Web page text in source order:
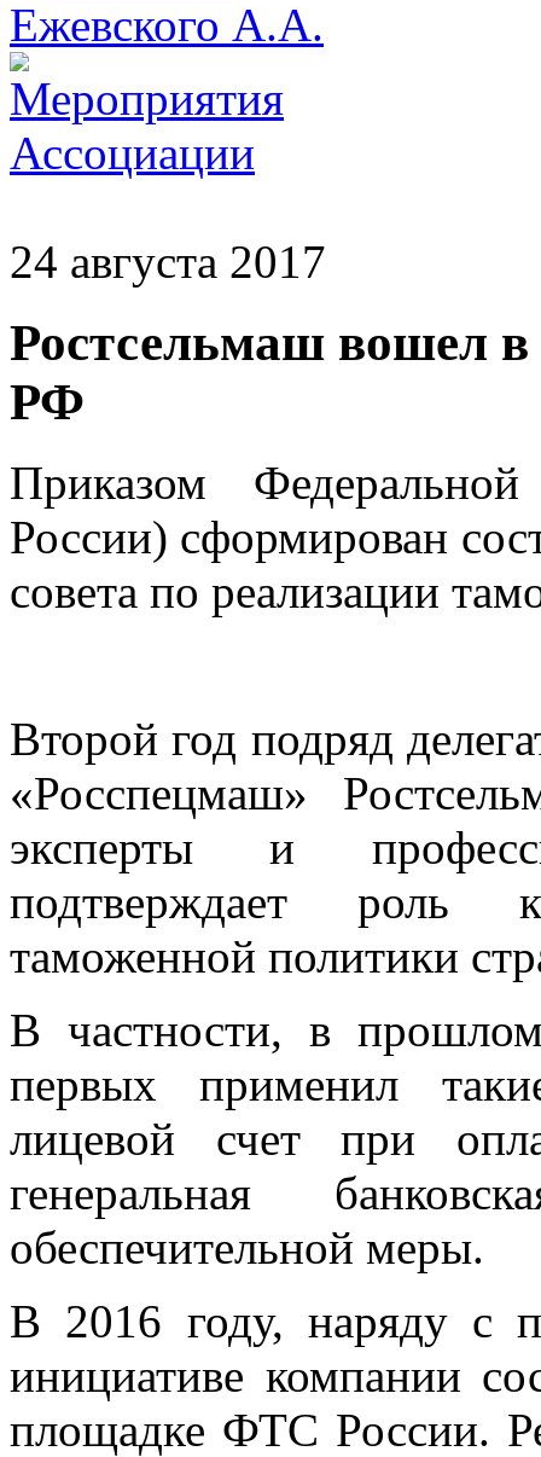
24 августа 2017
Ростсельмаш вошел
РФ
Приказом
России) сформирован
совета по реализации
Второй год подряд
«Росспецмаш»
эксперты и
подтверждает роль
таможенной политики
В частности, в
первых применил
лицевой счет при
генеральная
обеспечительной меры.
В 2016 году, наряду с
инициативе компании
площадке ФТС России.